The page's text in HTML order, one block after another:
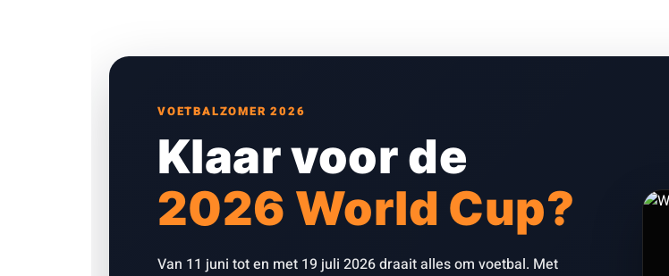
VOETBALZOMER 2026
Klaar voor de
2026 World Cup?
Van 11 juni tot en met 19 juli 2026 draait alles om voetbal. Met